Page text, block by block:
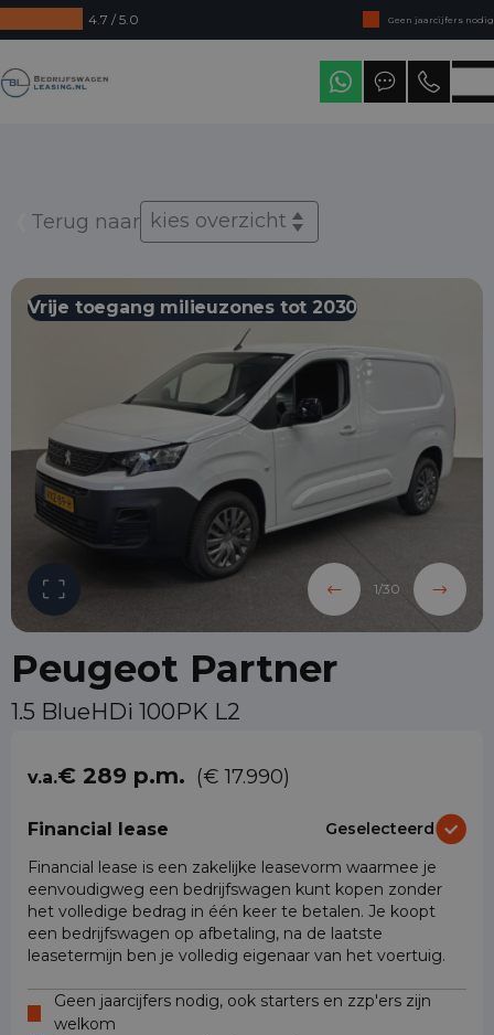
4.7 / 5.0
Geen jaarcijfers nodig
Direct uit voorraad leverbaar
Levering in heel Nederland
Terug naar kies overzicht
Vrije toegang milieuzones tot 2030
1/30
Peugeot Partner
1.5 BlueHDi 100PK L2
v.a.€ 289 p.m. (€ 17.990)
Financial lease
Geselecteerd
Financial lease is een zakelijke leasevorm waarmee je
eenvoudigweg een bedrijfswagen kunt kopen zonder
het volledige bedrag in één keer te betalen. Je koopt
een bedrijfswagen op afbetaling, na de laatste
leasetermijn ben je volledig eigenaar van het voertuig.
Geen jaarcijfers nodig, ook starters en zzp'ers zijn
welkom